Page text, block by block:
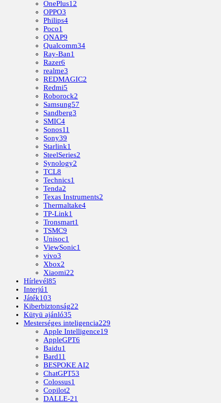
OnePlus12
OPPO3
Philips4
Poco1
QNAP9
Qualcomm34
Ray-Ban1
Razer6
realme3
REDMAGIC2
Redmi5
Roborock2
Samsung57
Sandberg3
SMIC4
Sonos11
Sony39
Starlink1
SteelSeries2
Synology2
TCL8
Technics1
Tenda2
Texas Instruments2
Thermaltake4
TP-Link1
Tronsmart1
TSMC9
Unisoc1
ViewSonic1
vivo3
Xbox2
Xiaomi22
Hírlevél85
Interjú1
Játék103
Kiberbiztonság22
Kütyü ajánló35
Mesterséges inteligencia229
Apple Intelligence19
AppleGPT6
Baidu1
Bard11
BESPOKE AI2
ChatGPT53
Colossus1
Copilot2
DALLE-21